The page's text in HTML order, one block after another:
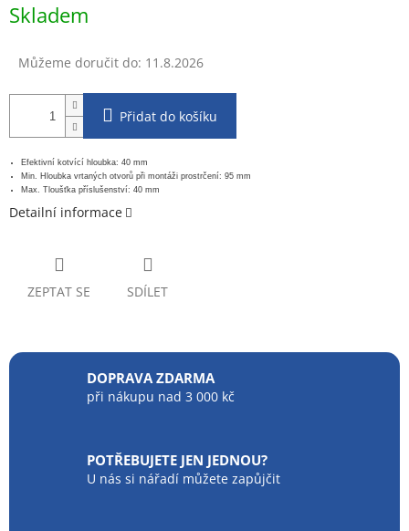
cena:
Skladem
Můžeme doručit do: 11.8.2026
Přidat do košíku
Efektivní kotvící hloubka: 40 mm
Min. Hloubka vrtaných otvorů při montáži prostrčení: 95 mm
Max. Tloušťka příslušenství: 40 mm
Detailní informace
ZEPTAT SE SDÍLET
DOPRAVA ZDARMA
při nákupu nad 3 000 kč
POTŘEBUJETE JEN JEDNOU?
U nás si nářadí můžete zapůjčit